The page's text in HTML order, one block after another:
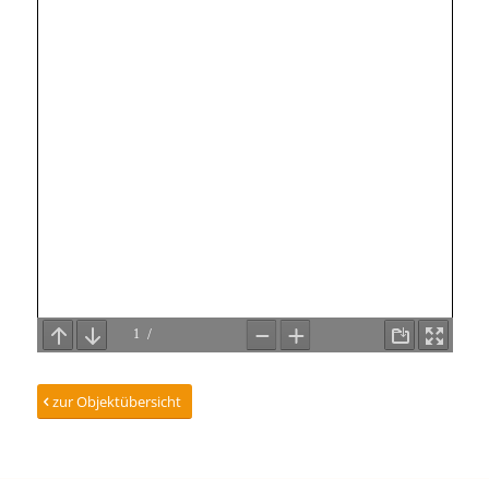
zur Objektübersicht